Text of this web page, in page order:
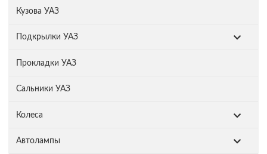
Кузова УАЗ
Подкрылки УАЗ
Прокладки УАЗ
Сальники УАЗ
Колеса
Автолампы